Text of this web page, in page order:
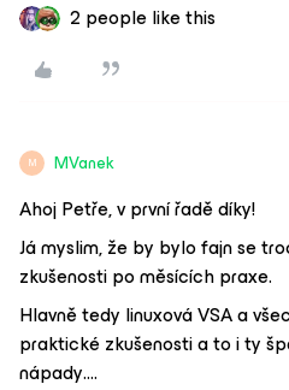
2 people like this
M MVanek
Ahoj Petře, v první řadě díky!
Já myslim, že by bylo fajn se
zkušenosti po měsících praxe.
Hlavně tedy linuxová VSA a
praktické zkušenosti a to i ty
nápady….